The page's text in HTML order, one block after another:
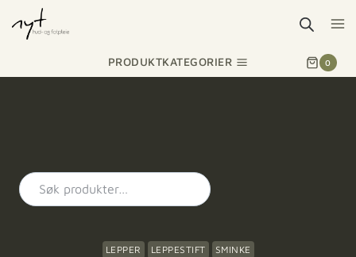
PRODUKTKATEGORIER 0
LEPPER LEPPESTIFT SMINKE